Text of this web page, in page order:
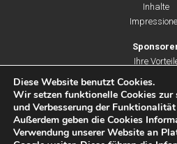
Inhalte
Ihre
Unsere
Partner &
Diese Website benutzt Cookies.
Wir setzen funktionelle Cookies
und Verbesserung der
Außerdem geben die Cookies
Verwendung unserer Website an